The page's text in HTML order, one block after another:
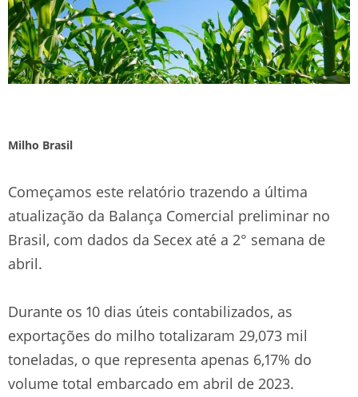
Milho Brasil
Começamos este relatório trazendo a última
atualização da Balança Comercial preliminar no
Brasil, com dados da Secex até a 2° semana de
abril.
Durante os 10 dias úteis contabilizados, as
exportações do milho totalizaram 29,073 mil
toneladas, o que representa apenas 6,17% do
volume total embarcado em abril de 2023.